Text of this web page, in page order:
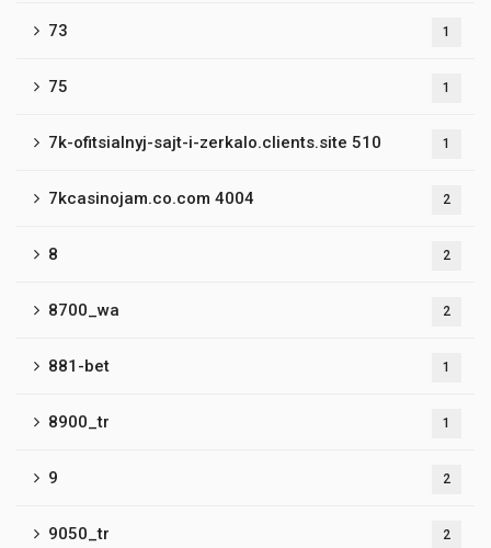
73 1
75 1
7k-ofitsialnyj-sajt-i-zerkalo.clients.site 510 1
7kcasinojam.co.com 4004 2
8 2
8700_wa 2
881-bet 1
8900_tr 1
9 2
9050_tr 2